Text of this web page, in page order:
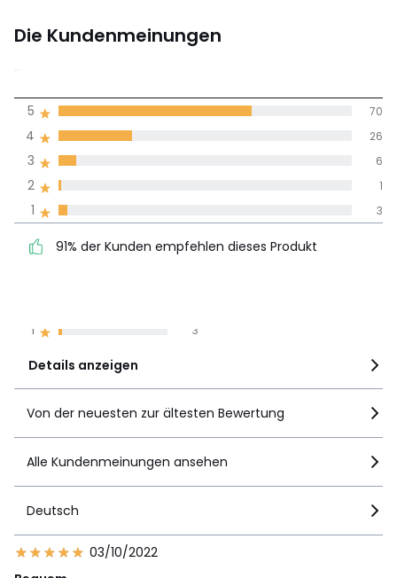
Die Kundenmeinungen
4,5
(106)
1 3
4 26
91% der Kunden
empfehlen dieses Produkt
Details anzeigen
1 3
2 1
3 6
4 26
5 70
91% der Kunden empfehlen dieses Produkt
Von der neuesten zur ältesten Bewertung
Alle Kundenmeinungen ansehen
Deutsch
03/10/2022